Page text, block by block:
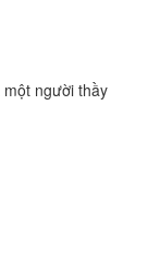
người thầy